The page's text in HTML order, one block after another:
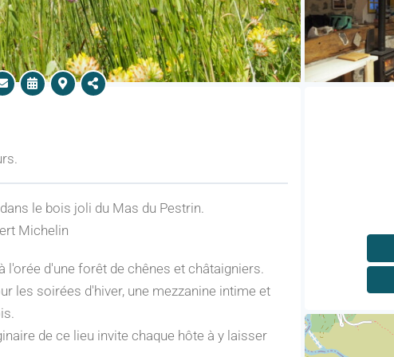
le bois joli du Mas du Pestrin.
Michelin
l'orée d'une forêt de chênes et châtaigniers.
les soirées d'hiver, une mezzanine intime et
de ce lieu invite chaque hôte à y laisser